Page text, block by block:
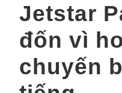
Jetstar
đốn vì
chuyến